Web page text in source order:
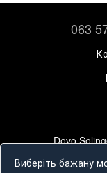
063
Dovo
Виберіть бажану